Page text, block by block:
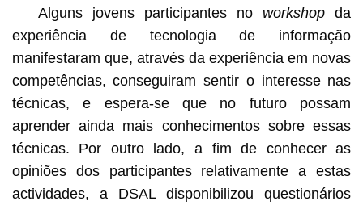
Alguns jovens participantes no workshop da
experiência de tecnologia de informação
manifestaram que, através da experiência em novas
competências, conseguiram sentir o interesse nas
técnicas, e espera-se que no futuro possam
aprender ainda mais conhecimentos sobre essas
técnicas. Por outro lado, a fim de conhecer as
opiniões dos participantes relativamente a estas
actividades, a DSAL disponibilizou questionários